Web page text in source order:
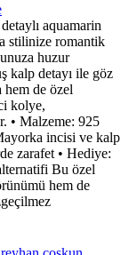
aquamarin
stilinize romantik
huzur
kalp detayı ile göz
hem de özel
kolye,
• Malzeme: 925
incisi ve kalp
zarafet • Hediye:
Bu özel
hem de